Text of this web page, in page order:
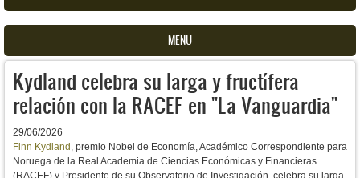
MENU
Kydland celebra su larga y fructífera
relación con la RACEF en "La Vanguardia"
29/06/2026
Finn Kydland , premio Nobel de Economía, Académico Correspondiente para
Noruega de la Real Academia de Ciencias Económicas y Financieras
(RACEF) y Presidente de su Observatorio de Investigación, celebra su larga